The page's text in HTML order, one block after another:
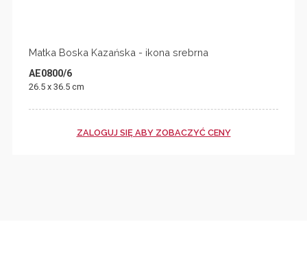
Matka Boska Kazańska - ikona srebrna
AE0800/6
26.5 x 36.5 cm
ZALOGUJ SIĘ ABY ZOBACZYĆ CENY